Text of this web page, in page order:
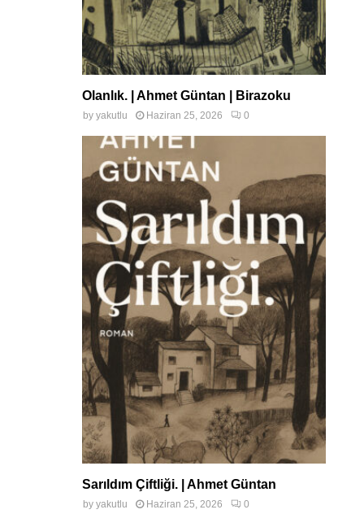
Olanlık. | Ahmet Güntan | Birazoku
by yakutlu Haziran 25, 2026 0
Sarıldım Çiftliği. | Ahmet Güntan
by yakutlu Haziran 25, 2026 0